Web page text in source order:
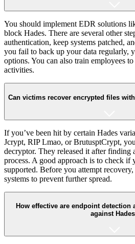
You should implement EDR solutions
block Hades. There are several other
authentication, keep systems patched,
you fail to back up your data regularly,
options. You can also train employees
activities.
Can victims recover encrypted files
If you’ve been hit by certain Hades
Jcrypt, RIP Lmao, or BrutusptCrypt,
decryptor. They released it after finding
process. A good approach is to check if
supported. Before you attempt
systems to prevent further spread.
How effective are endpoint detection
against